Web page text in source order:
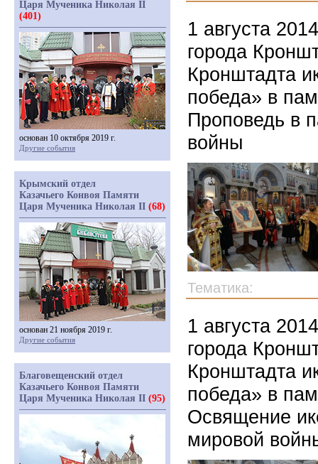
1 августа
города
Кронштадта
победа» в
Проповедь в
войны
Тематика:
1 августа
города
Кронштадта
победа» в
Освящение
мировой
Царя Мученика Николая II
(401)
основан 10 октября 2019 г.
Другие события
Крымский отдел
Казачьего Конвоя Памяти
Царя Мученика Николая II (68)
основан 21 ноября 2019 г.
Другие события
Благовещенский отдел
Казачьего Конвоя Памяти
Царя Мученика Николая II (95)